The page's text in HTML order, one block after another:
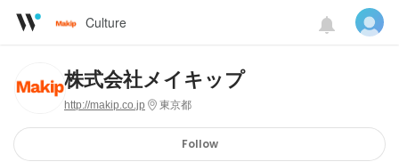
Culture
株式会社メイキップ
http://makip.co.jp 東京都
Follow